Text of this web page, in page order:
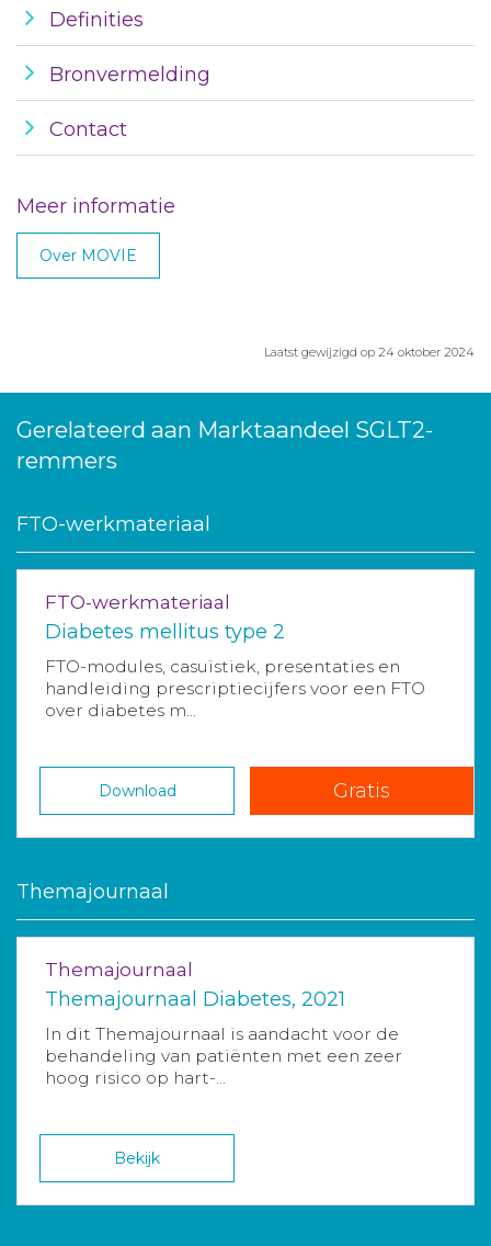
Definities
Bronvermelding
Contact
Meer informatie
Over MOVIE
Laatst gewijzigd op 24 oktober 2024
Gerelateerd aan Marktaandeel SGLT2-
remmers
FTO-werkmateriaal
FTO-werkmateriaal
Diabetes mellitus type 2
FTO-modules, casuïstiek, presentaties en
handleiding prescriptiecijfers voor een FTO
over diabetes m...
Download Gratis
Themajournaal
Themajournaal
Themajournaal Diabetes, 2021
In dit Themajournaal is aandacht voor de
behandeling van patiënten met een zeer
hoog risico op hart-...
Bekijk